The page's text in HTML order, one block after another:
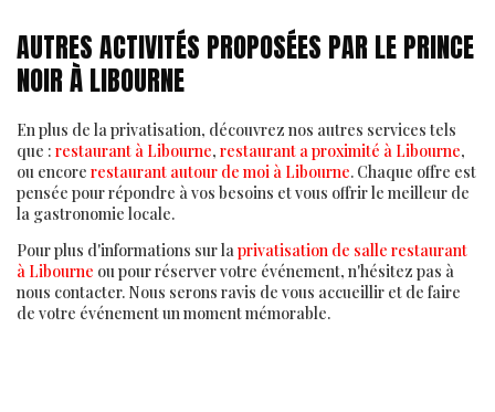
AUTRES ACTIVITÉS PROPOSÉES PAR LE PRINCE
NOIR À LIBOURNE
En plus de la privatisation, découvrez nos autres services tels
que : restaurant à Libourne, restaurant a proximité à Libourne,
ou encore restaurant autour de moi à Libourne. Chaque offre est
pensée pour répondre à vos besoins et vous offrir le meilleur de
la gastronomie locale.
Pour plus d'informations sur laprivatisation de salle restaurant
à Libourne ou pour réserver votre événement, n'hésitez pas à
nous contacter. Nous serons ravis de vous accueillir et de faire
de votre événement un moment mémorable.